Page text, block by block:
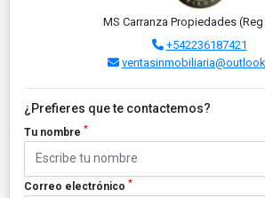
MS Carranza Propiedades
+542236187421
¿Prefieres que te contactemos?
Tu nombre *
Correo electrónico *